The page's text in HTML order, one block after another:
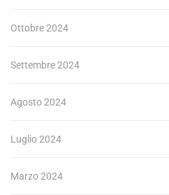
Ottobre 2024
Settembre 2024
Agosto 2024
Luglio 2024
Marzo 2024